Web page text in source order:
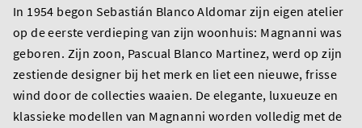
In 1954 begon Sebastián Blanco Aldomar zijn eigen atelier
op de eerste verdieping van zijn woonhuis: Magnanni was
geboren. Zijn zoon, Pascual Blanco Martinez, werd op zijn
zestiende designer bij het merk en liet een nieuwe, frisse
wind door de collecties waaien. De elegante, luxueuze en
klassieke modellen van Magnanni worden volledig met de